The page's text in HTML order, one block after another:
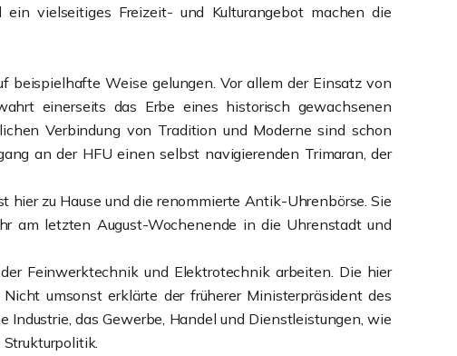
vielseitiges Freizeit- und Kulturangebot machen die
Weise gelungen. Vor allem der Einsatz von
einerseits das Erbe eines historisch gewachsenen
Verbindung von Tradition und Moderne sind schon
an der HFU einen selbst navigierenden Trimaran, der
zu Hause und die renommierte Antik-Uhrenbörse. Sie
am letzten August-Wochenende in die Uhrenstadt und
Feinwerktechnik und Elektrotechnik arbeiten. Die hier
umsonst erklärte der früherer Ministerpräsident des
das Gewerbe, Handel und Dienstleistungen, wie